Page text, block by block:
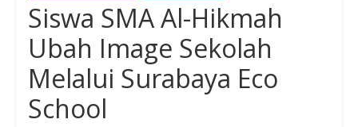
Siswa SMA Al-Hikmah
Ubah Image Sekolah
Melalui Surabaya Eco
School